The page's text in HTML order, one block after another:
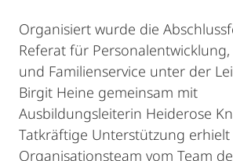
Organisiert wurde die
Referat für
und Familienservice unter der
Birgit Heine gemeinsam mit
Ausbildungsleiterin Heiderose
Tatkräftige Unterstützung erhielt
Organisationsteam vom Team